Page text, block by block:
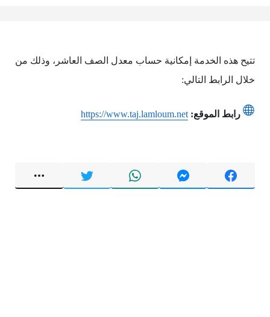
تتيح هذه الخدمة إمكانية حساب معدل الصف العاشر، وذلك من
خلال الرابط التالي:
رابط الموقع: https://www.taj.lamloum.net